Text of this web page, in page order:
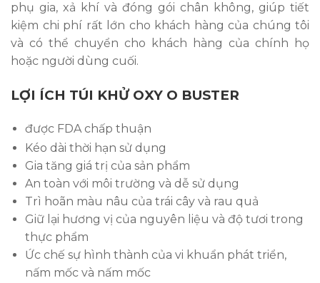
phụ gia, xả khí và đóng gói chân không, giúp tiết
kiệm chi phí rất lớn cho khách hàng của chúng tôi
và có thể chuyển cho khách hàng của chính họ
hoặc người dùng cuối.
LỢI ÍCH TÚI KHỬ OXY O BUSTER
được FDA chấp thuận
Kéo dài thời hạn sử dụng
Gia tăng giá trị của sản phẩm
An toàn với môi trường và dễ sử dụng
Trì hoãn màu nâu của trái cây và rau quả
Giữ lại hương vị của nguyên liệu và độ tươi trong
thực phẩm
Ức chế sự hình thành của vi khuẩn phát triển,
nấm mốc và nấm mốc